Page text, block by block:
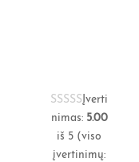
Įverti
nimas: 5.00
iš 5 (viso
įvertinimų: